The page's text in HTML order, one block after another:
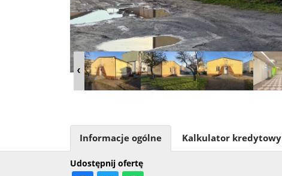
Udostępnij ofertę
Informacje ogólne Kalkulator kredytowy